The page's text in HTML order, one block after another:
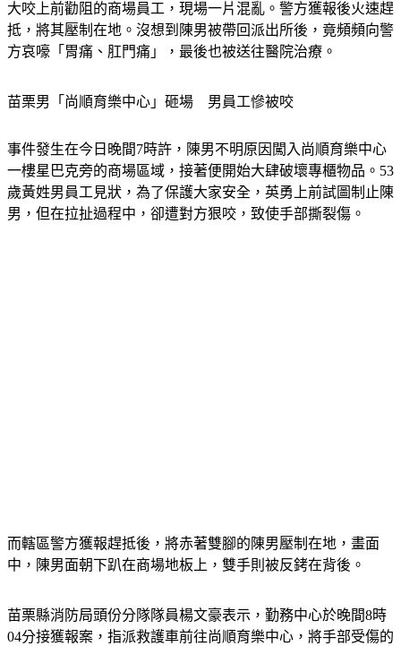
抵，將其壓制在地。沒想到陳男被帶回派出所後，竟頻頻向警
方哀嚎「胃痛、肛門痛」，最後也被送往醫院治療。
一樓星巴克旁的商場區域，接著便開始大肆破壞專櫃物品。53
歲黃姓男員工見狀，為了保護大家安全，英勇上前試圖制止陳
男，但在拉扯過程中，卻遭對方狠咬，致使手部撕裂傷。
中，陳男面朝下趴在商場地板上，雙手則被反銬在背後。
04分接獲報案，指派救護車前往尚順育樂中心，將手部受傷的
黃姓員工進行初步包紮處置後，送往為恭醫院救治，所幸並無